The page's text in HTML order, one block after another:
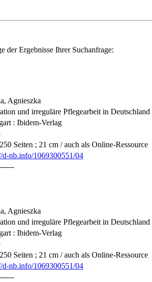
der Ergebnisse Ihrer Suchanfrage:
Agnieszka
und irreguläre Pflegearbeit in
: Ibidem-Verlag
Seiten ; 21 cm / auch als Online-Ressource
d-nb.info/1069300551/04
Agnieszka
und irreguläre Pflegearbeit in
: Ibidem-Verlag
Seiten ; 21 cm / auch als Online-Ressource
d-nb.info/1069300551/04